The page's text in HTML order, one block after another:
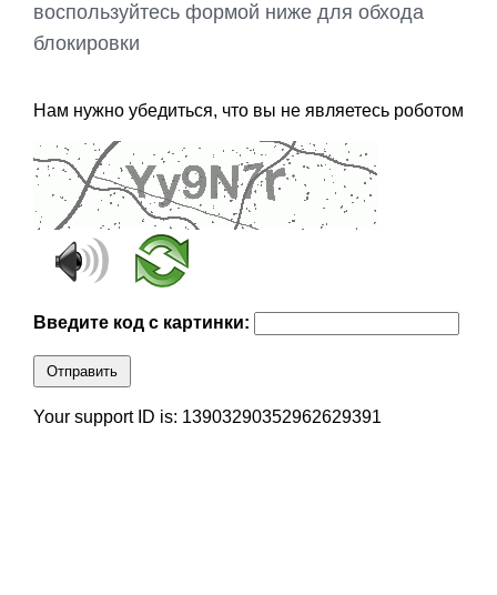
воспользуйтесь формой ниже для обхода
блокировки
Нам нужно убедиться, что вы не являетесь роботом
Введите код с картинки:
Отправить
Your support ID is: 13903290352962629391